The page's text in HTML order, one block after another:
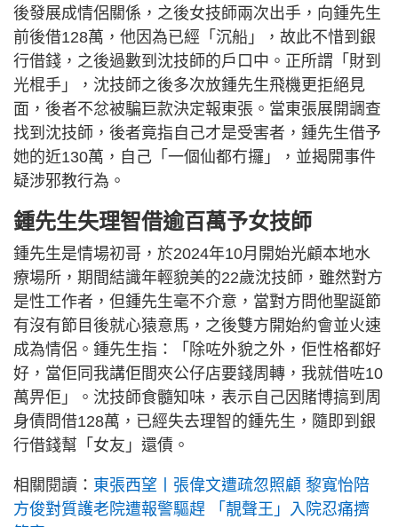
後發展成情侶關係，之後女技師兩次出手，向鍾先生
前後借128萬，他因為已經「沉船」，故此不惜到銀
行借錢，之後過數到沈技師的戶口中。正所謂「財到
光棍手」，沈技師之後多次放鍾先生飛機更拒絕見
面，後者不忿被騙巨款決定報東張。當東張展開調查
找到沈技師，後者竟指自己才是受害者，鍾先生借予
她的近130萬，自己「一個仙都冇攞」，並揭開事件
疑涉邪教行為。
鍾先生失理智借逾百萬予女技師
鍾先生是情場初哥，於2024年10月開始光顧本地水
療場所，期間結識年輕貌美的22歲沈技師，雖然對方
是性工作者，但鍾先生毫不介意，當對方問他聖誕節
有沒有節目後就心猿意馬，之後雙方開始約會並火速
成為情侶。鍾先生指：「除咗外貌之外，佢性格都好
好，當佢同我講佢間夾公仔店要錢周轉，我就借咗10
萬畀佢」。沈技師食髓知味，表示自己因賭博搞到周
身債問借128萬，已經失去理智的鍾先生，隨即到銀
行借錢幫「女友」還債。
相關閱讀： 東張西望丨張偉文遭疏忽照顧 黎寬怡陪
方俊對質護老院遭報警驅趕 「靚聲王」入院忍痛擠